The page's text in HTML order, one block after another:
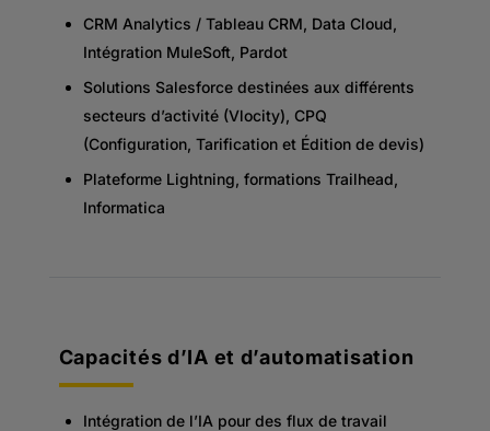
CRM Analytics / Tableau CRM, Data Cloud,
Intégration MuleSoft, Pardot
Solutions Salesforce destinées aux différents
secteurs d’activité (Vlocity), CPQ
(Configuration, Tarification et Édition de devis)
Plateforme Lightning, formations Trailhead,
Informatica
Capacités d’IA et d’automatisation
Intégration de l’IA pour des flux de travail